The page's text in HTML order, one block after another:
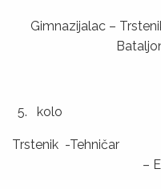
5.
Trstenik -
–